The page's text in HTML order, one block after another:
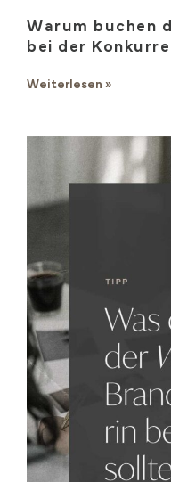
Warum buchen
bei der
Weiterlesen »